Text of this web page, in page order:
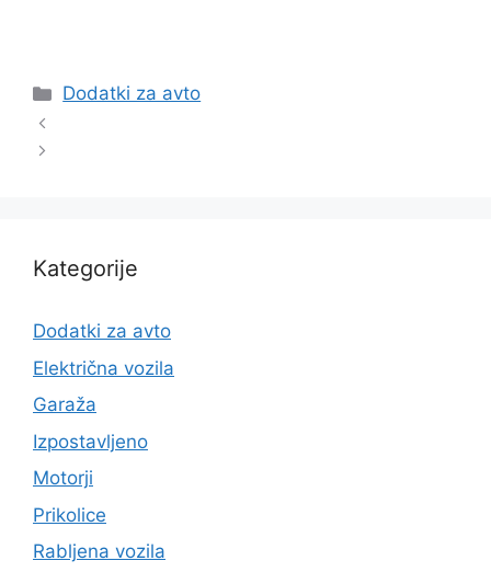
Categories
Dodatki za avto
Kategorije
Dodatki za avto
Električna vozila
Garaža
Izpostavljeno
Motorji
Prikolice
Rabljena vozila